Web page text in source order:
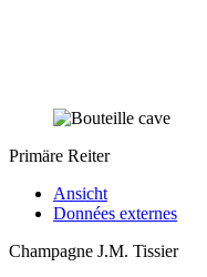
Primäre Reiter
Ansicht
Données externes
Champagne J.M. Tissier